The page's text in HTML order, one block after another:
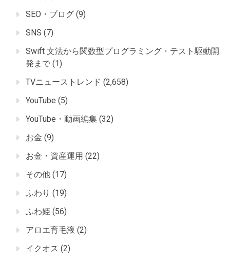
SEO・ブログ (9)
SNS (7)
Swift 文法から関数型プログラミング・テスト駆動開
発まで (1)
TVニューストレンド (2,658)
YouTube (5)
YouTube・動画編集 (32)
お金 (9)
お金・資産運用 (22)
その他 (17)
ふわり (19)
ふわ姫 (56)
アロエ育毛液 (2)
イクオス (2)